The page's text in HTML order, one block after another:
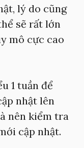
lý do cũng
sẽ rất lớn
mô cực cao
1 tuần để
nhật lên
nên kiểm tra
cập nhật.